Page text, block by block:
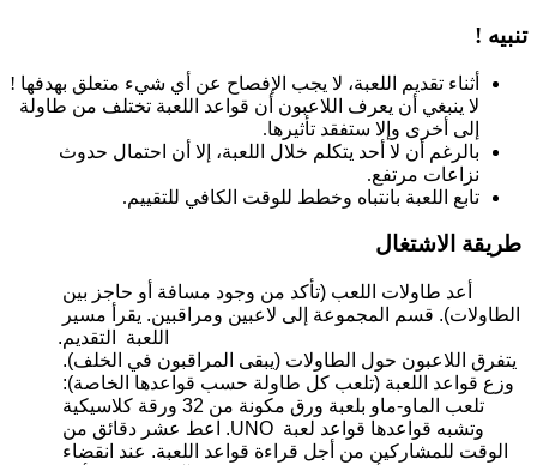
تنبيه !
أثناء تقديم اللعبة، لا يجب الإفصاح عن أي شيء متعلق بهدفها !
لا ينبغي أن يعرف اللاعبون أن قواعد اللعبة تختلف من طاولة
إلى أخرى وإلا ستفقد تأثيرها.
بالرغم أن لا أحد يتكلم خلال اللعبة، إلا أن احتمال حدوث
نزاعات مرتفع.
تابع اللعبة بانتباه وخطط للوقت الكافي للتقييم.
طريقة الاشتغال
اللعبة  التقديم.
يتفرق اللاعبون حول الطاولات (يبقى المراقبون في الخلف).